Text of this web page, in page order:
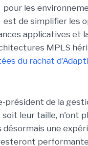
pour les
est de simplifier les
applicatives et
MPLS
du rachat
président de la
leur taille, n'ont
désormais une